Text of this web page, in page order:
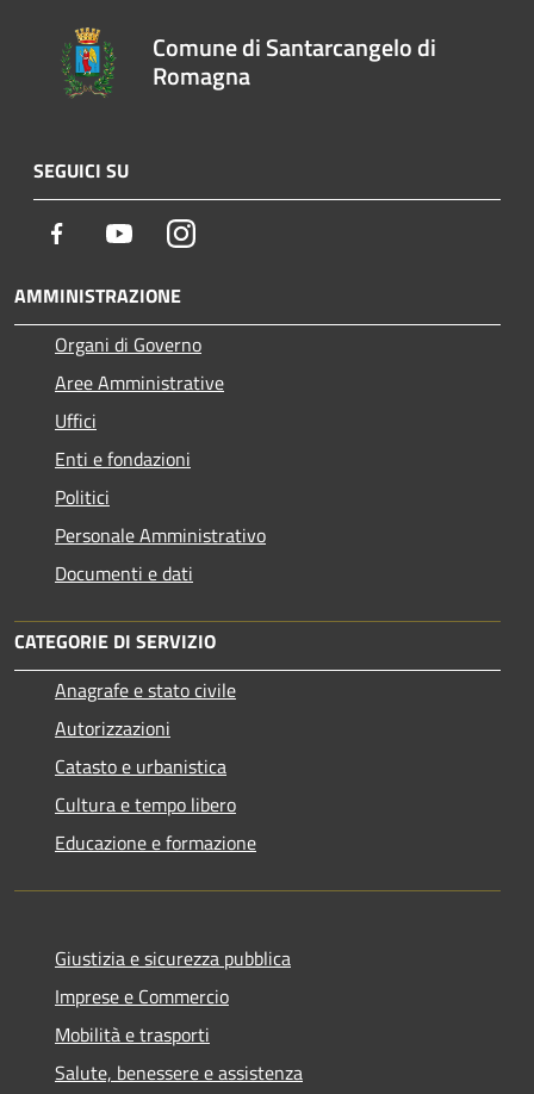
Comune di Santarcangelo di
Romagna
SEGUICI SU
Facebook YoutubeInstagram
AMMINISTRAZIONE
Organi di Governo
Aree Amministrative
Uffici
Enti e fondazioni
Politici
Personale Amministrativo
Documenti e dati
CATEGORIE DI SERVIZIO
Anagrafe e stato civile
Autorizzazioni
Catasto e urbanistica
Cultura e tempo libero
Educazione e formazione
Giustizia e sicurezza pubblica
Imprese e Commercio
Mobilità e trasporti
Salute, benessere e assistenza